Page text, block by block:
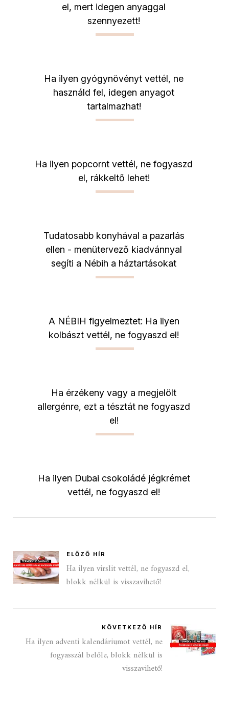
el, mert idegen anyaggal
szennyezett!
Ha ilyen gyógynövényt vettél, ne
használd fel, idegen anyagot
tartalmazhat!
Ha ilyen popcornt vettél, ne fogyaszd
el, rákkeltő lehet!
Tudatosabb konyhával a pazarlás
ellen - menütervező kiadvánnyal
segíti a Nébih a háztartásokat
A NÉBIH figyelmeztet: Ha ilyen
kolbászt vettél, ne fogyaszd el!
Ha érzékeny vagy a megjelölt
allergénre, ezt a tésztát ne fogyaszd
el!
Ha ilyen Dubai csokoládé jégkrémet
vettél, ne fogyaszd el!
ELŐZŐ HÍR
Ha ilyen virslit vettél, ne fogyaszd el,
blokk nélkül is visszavihető!
KÖVETKEZŐ HÍR
Ha ilyen adventi kalendáriumot vettél, ne
fogyasszál belőle, blokk nélkül is
visszavihető!